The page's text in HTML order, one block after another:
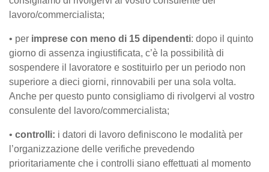
lavoro/commercialista;
• per imprese con meno di 15 dipendenti: dopo il quinto
giorno di assenza ingiustificata, c’è la possibilità di
sospendere il lavoratore e sostituirlo per un periodo non
superiore a dieci giorni, rinnovabili per una sola volta.
Anche per questo punto consigliamo di rivolgervi al vostro
consulente del lavoro/commercialista;
• controlli: i datori di lavoro definiscono le modalità per
l’organizzazione delle verifiche prevedendo
prioritariamente che i controlli siano effettuati al momento